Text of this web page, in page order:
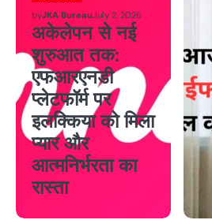
byJKA BureauJuly 2, 2026
अकेलेपन से नई
शुरुआत तक:
एफआरएनडी
प्लेटफॉर्म पर
इलक्किया को मिला
प्यार और
आत्मनिर्भरता का
रास्ता